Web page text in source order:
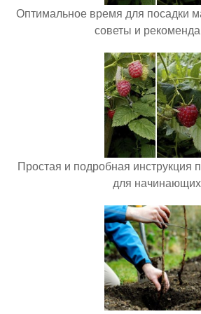
Оптимальное время для посадки
советы и
Простая и подробная инструкция
для начинающих